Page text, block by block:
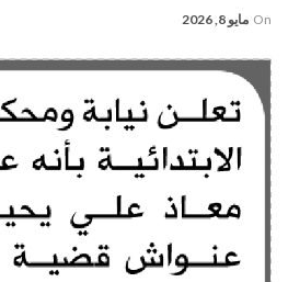
On مايو 8, 2026